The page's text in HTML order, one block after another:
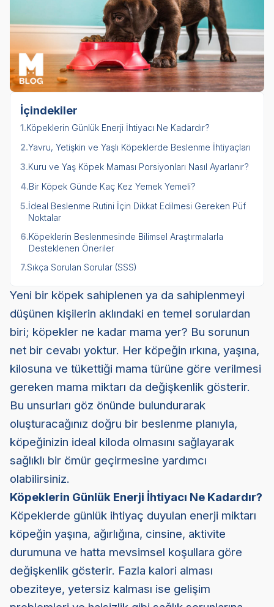
İçindekiler
1.Köpeklerin Günlük Enerji İhtiyacı Ne Kadardır?
2.Yavru, Yetişkin ve Yaşlı Köpeklerde Beslenme İhtiyaçları
3.Kuru ve Yaş Köpek Maması Porsiyonları Nasıl Ayarlanır?
4.Bir Köpek Günde Kaç Kez Yemek Yemeli?
5.İdeal Beslenme Rutini İçin Dikkat Edilmesi Gereken Püf
Noktalar
6.Köpeklerin Beslenmesinde Bilimsel Araştırmalarla
Desteklenen Öneriler
7.Sıkça Sorulan Sorular (SSS)
Yeni bir köpek sahiplenen ya da sahiplenmeyi
düşünen kişilerin aklındaki en temel sorulardan
biri; köpekler ne kadar mama yer? Bu sorunun
net bir cevabı yoktur. Her köpeğin ırkına, yaşına,
kilosuna ve tükettiği mama türüne göre verilmesi
gereken mama miktarı da değişkenlik gösterir.
Bu unsurları göz önünde bulundurarak
oluşturacağınız doğru bir beslenme planıyla,
köpeğinizin ideal kiloda olmasını sağlayarak
sağlıklı bir ömür geçirmesine yardımcı
olabilirsiniz.
Köpeklerin Günlük Enerji İhtiyacı Ne Kadardır?
Köpeklerde günlük ihtiyaç duyulan enerji miktarı
köpeğin yaşına, ağırlığına, cinsine, aktivite
durumuna ve hatta mevsimsel koşullara göre
değişkenlik gösterir. Fazla kalori alması
obeziteye, yetersiz kalması ise gelişim